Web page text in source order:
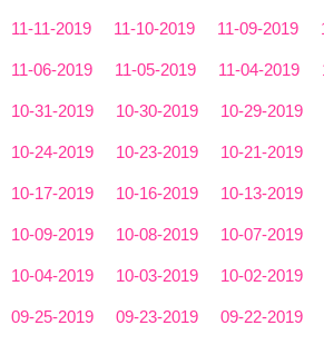
11-11-2019 11-10-2019 11-09-2019
11-06-2019 11-05-2019 11-04-2019
10-31-2019 10-30-2019 10-29-2019
10-24-2019 10-23-2019 10-21-2019
10-17-2019 10-16-2019 10-13-2019
10-09-2019 10-08-2019 10-07-2019
10-04-2019 10-03-2019 10-02-2019
09-25-2019 09-23-2019 09-22-2019